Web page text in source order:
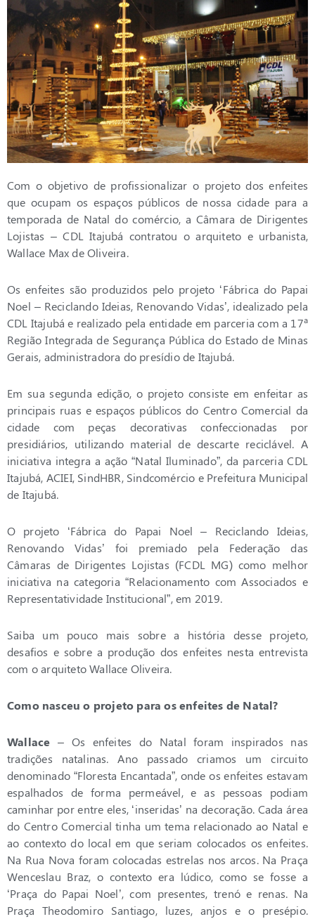
Com o objetivo de profissionalizar o projeto dos enfeites
que ocupam os espaços públicos de nossa cidade para a
temporada de Natal do comércio, a Câmara de Dirigentes
Lojistas – CDL Itajubá contratou o arquiteto e urbanista,
Wallace Max de Oliveira.
Os enfeites são produzidos pelo projeto ‘Fábrica do Papai
Noel – Reciclando Ideias, Renovando Vidas’, idealizado pela
CDL Itajubá e realizado pela entidade em parceria com a 17ª
Região Integrada de Segurança Pública do Estado de Minas
Gerais, administradora do presídio de Itajubá.
Em sua segunda edição, o projeto consiste em enfeitar as
principais ruas e espaços públicos do Centro Comercial da
cidade com peças decorativas confeccionadas por
presidiários, utilizando material de descarte reciclável. A
iniciativa integra a ação “Natal Iluminado”, da parceria CDL
Itajubá, ACIEI, SindHBR, Sindcomércio e Prefeitura Municipal
de Itajubá.
O projeto ‘Fábrica do Papai Noel – Reciclando Ideias,
Renovando Vidas’ foi premiado pela Federação das
Câmaras de Dirigentes Lojistas (FCDL MG) como melhor
iniciativa na categoria “Relacionamento com Associados e
Representatividade Institucional”, em 2019.
Saiba um pouco mais sobre a história desse projeto,
desafios e sobre a produção dos enfeites nesta entrevista
com o arquiteto Wallace Oliveira.
Como nasceu o projeto para os enfeites de Natal?
Wallace – Os enfeites do Natal foram inspirados nas
tradições natalinas. Ano passado criamos um circuito
denominado “Floresta Encantada”, onde os enfeites estavam
espalhados de forma permeável, e as pessoas podiam
caminhar por entre eles, ‘inseridas’ na decoração. Cada área
do Centro Comercial tinha um tema relacionado ao Natal e
ao contexto do local em que seriam colocados os enfeites.
Na Rua Nova foram colocadas estrelas nos arcos. Na Praça
Wenceslau Braz, o contexto era lúdico, como se fosse a
‘Praça do Papai Noel’, com presentes, trenó e renas. Na
Praça Theodomiro Santiago, luzes, anjos e o presépio.